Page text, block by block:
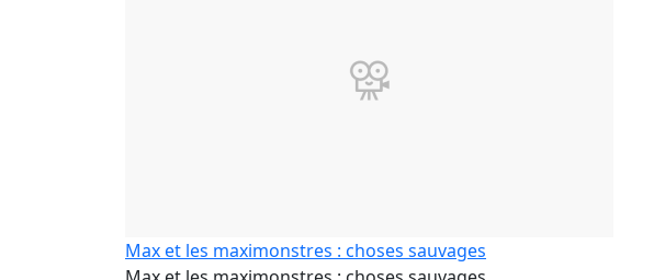
Max et les maximonstres : choses sauvages